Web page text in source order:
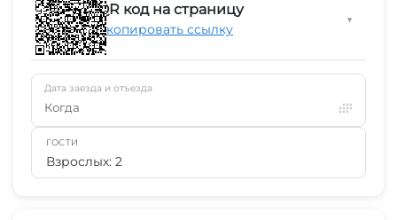
QR код на страницу
Скопировать ссылку
▼
Дата заезда и отъезда
Когда
ГОСТИ
Взрослых: 2